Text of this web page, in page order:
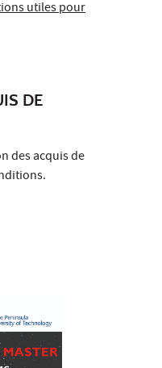
utiles pour
DE
des acquis de